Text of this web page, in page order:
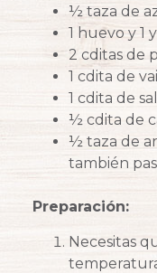
½ taza de
1 huevo y 1
2 cditas de
1 cdita de
1 cdita de sal
½ cdita de
½ taza de
también
Preparación:
Necesitas